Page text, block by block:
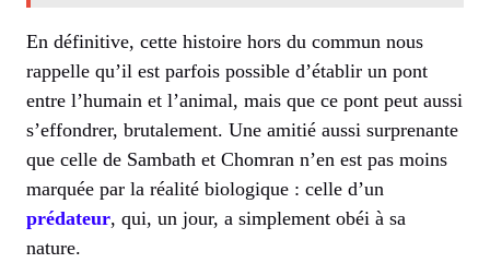
En définitive, cette histoire hors du commun nous
rappelle qu’il est parfois possible d’établir un pont
entre l’humain et l’animal, mais que ce pont peut aussi
s’effondrer, brutalement. Une amitié aussi surprenante
que celle de Sambath et Chomran n’en est pas moins
marquée par la réalité biologique : celle d’un
prédateur, qui, un jour, a simplement obéi à sa
nature.